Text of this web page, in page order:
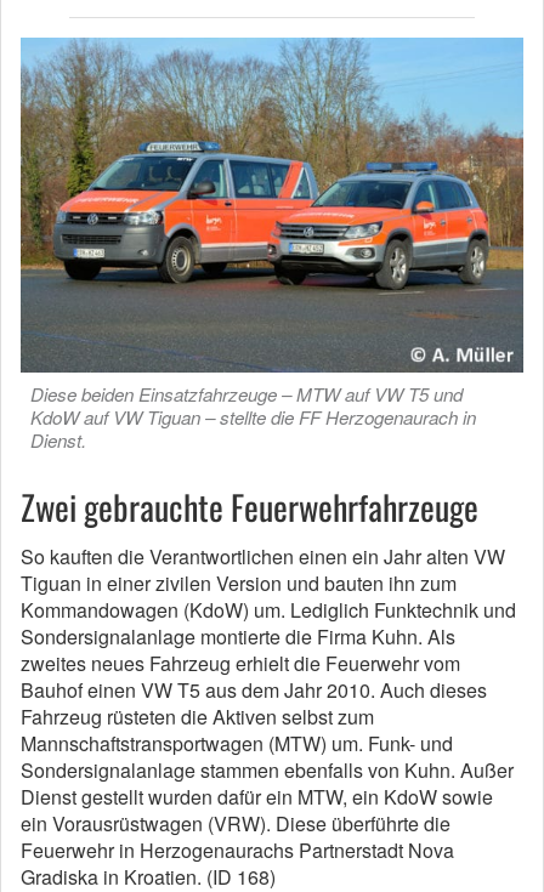
Diese beiden Einsatzfahrzeuge – MTW auf VW T5 und
KdoW auf VW Tiguan – stellte die FF Herzogenaurach in
Dienst.
Zwei gebrauchte Feuerwehrfahrzeuge
So kauften die Verantwortlichen einen ein Jahr alten VW
Tiguan in einer zivilen Version und bauten ihn zum
Kommandowagen (KdoW) um. Lediglich Funktechnik und
Sondersignalanlage montierte die Firma Kuhn. Als
zweites neues Fahrzeug erhielt die Feuerwehr vom
Bauhof einen VW T5 aus dem Jahr 2010. Auch dieses
Fahrzeug rüsteten die Aktiven selbst zum
Mannschaftstransportwagen (MTW) um. Funk- und
Sondersignalanlage stammen ebenfalls von Kuhn. Außer
Dienst gestellt wurden dafür ein MTW, ein KdoW sowie
ein Vorausrüstwagen (VRW). Diese überführte die
Feuerwehr in Herzogenaurachs Partnerstadt Nova
Gradiska in Kroatien. (ID 168)